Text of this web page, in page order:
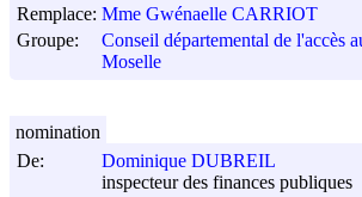
Remplace: Mme Gwénaelle CARRIOT
Groupe:
Conseil départemental de l'accès
Moselle
De:
Dominique DUBREIL
inspecteur des finances publiques
nomination